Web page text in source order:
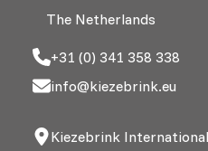
The Netherlands
+31 (0) 341 358 338
info@kiezebrink.eu
Kiezebrink International